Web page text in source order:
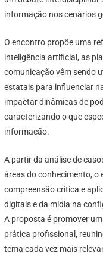
informação nos cenários
O encontro propõe uma
inteligência artificial, as
comunicação vêm sendo
estatais para influenciar
impactar dinâmicas de
caracterizando o que
informação.
A partir da análise de
áreas do conhecimento, o
compreensão crítica e
digitais e da mídia na
A proposta é promover
prática profissional,
tema cada vez mais